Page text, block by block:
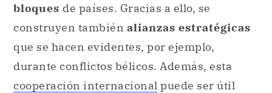
bloques de países. Gracias a ello, se
construyen también alianzas estratégicas
que se hacen evidentes, por ejemplo,
durante conflictos bélicos. Además, esta
cooperación internacional puede ser útil